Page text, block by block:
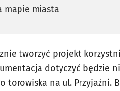
mapie miasta
tworzyć projekt
dotyczyć będzie
torowiska na ul. Przyjaźni.